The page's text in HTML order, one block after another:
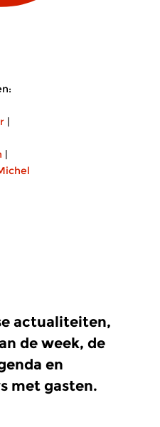
|
|
actualiteiten,
de week, de
en
met gasten.